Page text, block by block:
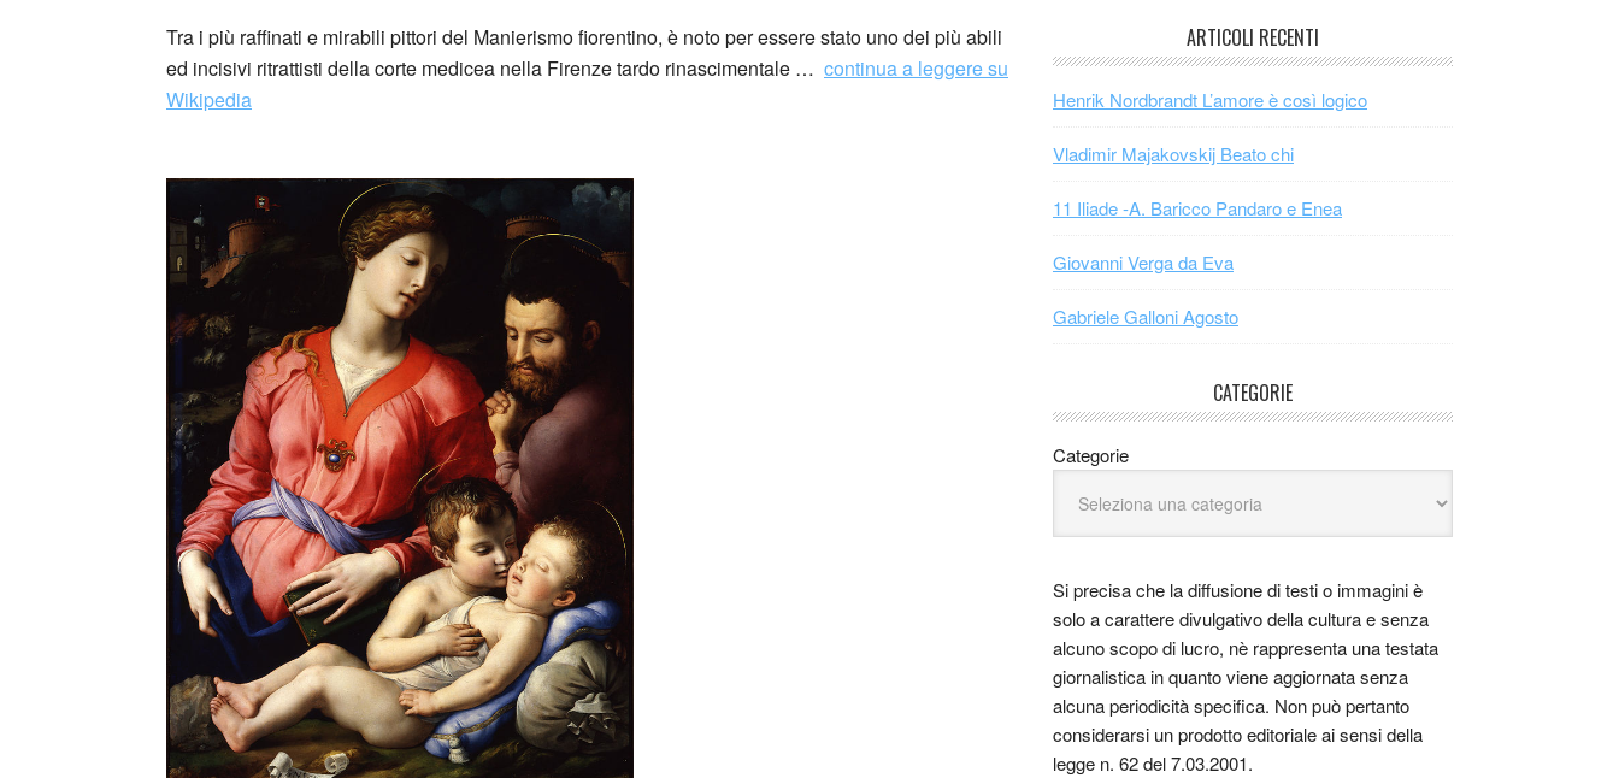
Tra i più raffinati e mirabili pittori del Manierismo fiorentino, è noto per essere stato uno dei più abili
ed incisivi ritrattisti della corte medicea nella Firenze tardo rinascimentale … continua a leggere su
Wikipedia
ARTICOLI RECENTI
Henrik Nordbrandt L’amore è così logico
Vladimir Majakovskij Beato chi
11 Iliade -A. Baricco Pandaro e Enea
Giovanni Verga da Eva
Gabriele Galloni Agosto
CATEGORIE
Categorie
Si precisa che la diffusione di testi o immagini è
solo a carattere divulgativo della cultura e senza
alcuno scopo di lucro, nè rappresenta una testata
giornalistica in quanto viene aggiornata senza
alcuna periodicità specifica. Non può pertanto
considerarsi un prodotto editoriale ai sensi della
legge n. 62 del 7.03.2001.